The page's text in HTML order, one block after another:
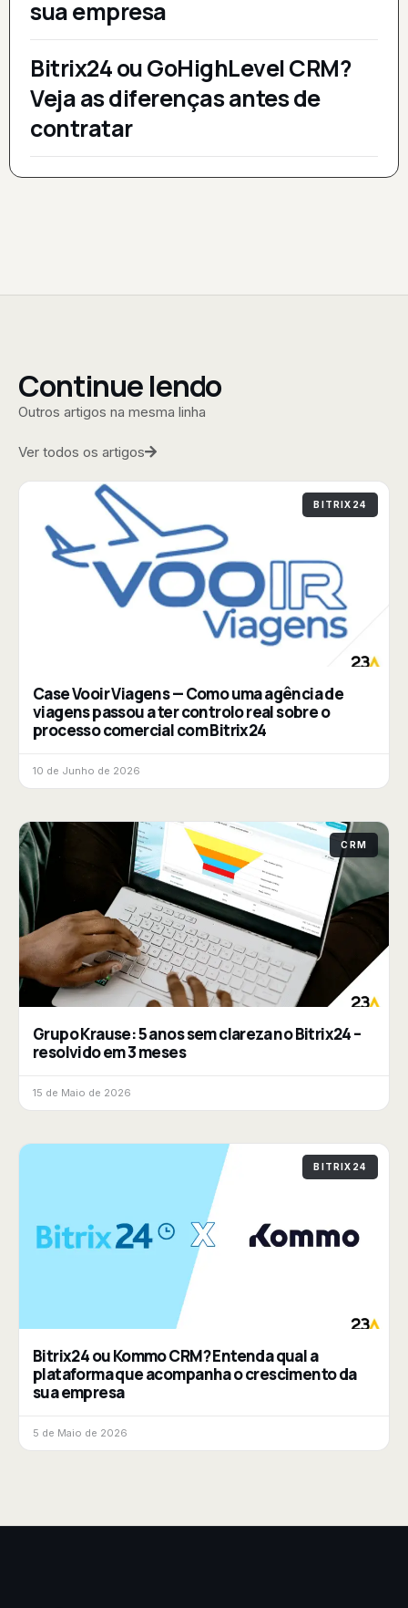
sua empresa
Bitrix24 ou GoHighLevel CRM?
Veja as diferenças antes de
contratar
Continue lendo
Outros artigos na mesma linha
Ver todos os artigos
BITRIX24
Case Vooir Viagens — Como uma agência de
viagens passou a ter controlo real sobre o
processo comercial com Bitrix24
10 de Junho de 2026
CRM
Grupo Krause: 5 anos sem clareza no Bitrix24 –
resolvido em 3 meses
15 de Maio de 2026
BITRIX24
Bitrix24 ou Kommo CRM? Entenda qual a
plataforma que acompanha o crescimento da
sua empresa
5 de Maio de 2026